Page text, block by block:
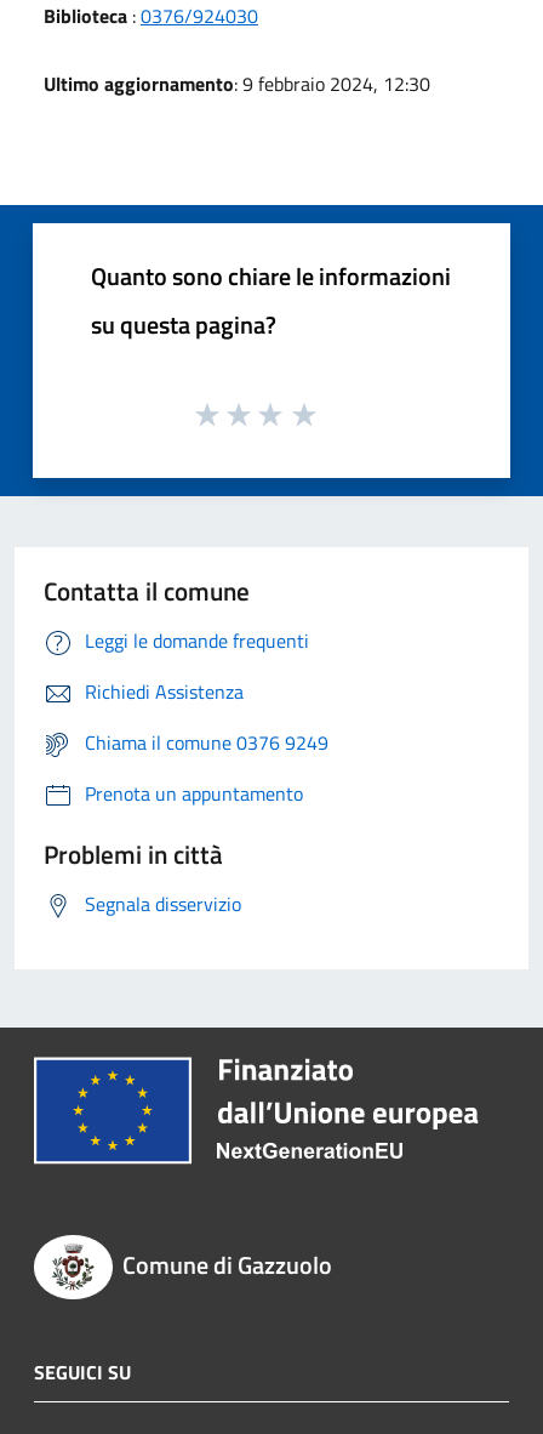
Biblioteca :0376/924030
Ultimo aggiornamento: 9 febbraio 2024, 12:30
Quanto sono chiare le informazioni
su questa pagina?
Contatta il comune
Leggi le domande frequenti
Richiedi Assistenza
Chiama il comune 0376 9249
Prenota un appuntamento
Problemi in città
Segnala disservizio
Comune di Gazzuolo
SEGUICI SU